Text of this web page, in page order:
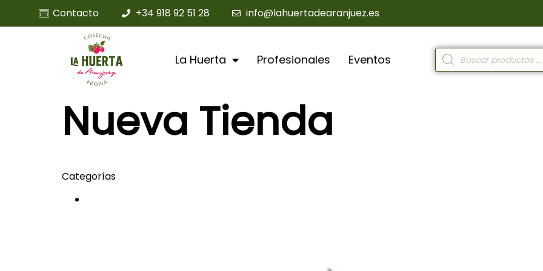
Contacto +34 918 92 51 28 info@lahuertadearanjuez.es
La Huerta Profesionales Eventos
Nueva Tienda
Categorías